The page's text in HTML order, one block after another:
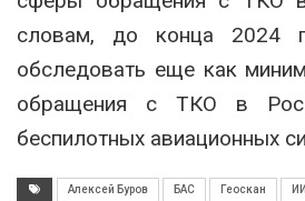
словам, до конца 2024
обследовать еще как
обращения с ТКО в
беспилотных авиационных
Алексей Буров БАС Геоскан ИИ